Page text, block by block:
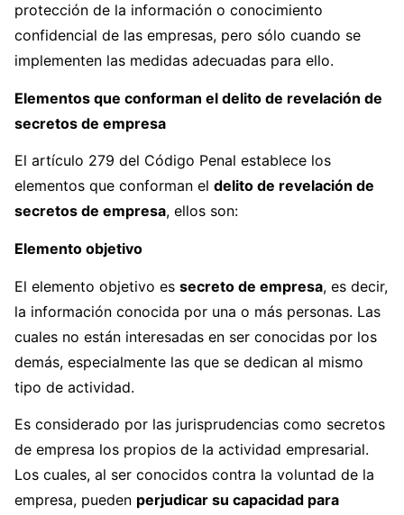
protección de la información o conocimiento
confidencial de las empresas, pero sólo cuando se
implementen las medidas adecuadas para ello.
Elementos que conforman el delito de revelación de
secretos de empresa
El artículo 279 del Código Penal establece los
elementos que conforman el delito de revelación de
secretos de empresa, ellos son:
Elemento objetivo
El elemento objetivo es secreto de empresa, es decir,
la información conocida por una o más personas. Las
cuales no están interesadas en ser conocidas por los
demás, especialmente las que se dedican al mismo
tipo de actividad.
Es considerado por las jurisprudencias como secretos
de empresa los propios de la actividad empresarial.
Los cuales, al ser conocidos contra la voluntad de la
empresa, pueden perjudicar su capacidad para